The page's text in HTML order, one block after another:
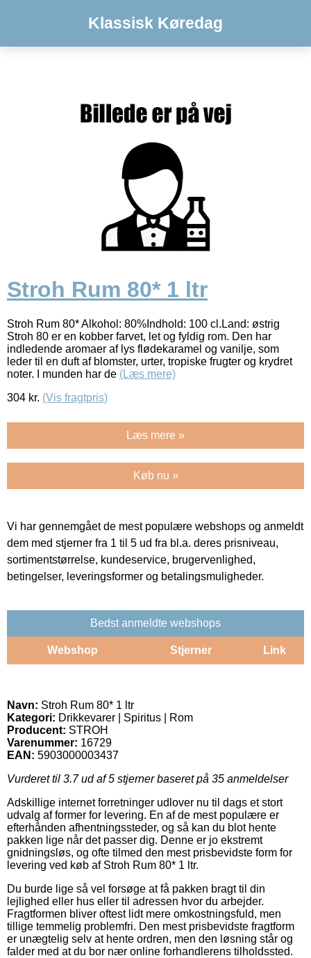
Klassisk Køredag
Stroh Rum 80* 1 ltr
Stroh Rum 80* Alkohol: 80%Indhold: 100 cl.Land: østrig
Stroh 80 er en kobber farvet, let og fyldig rom. Den har
indledende aromaer af lys flødekaramel og vanilje, som
leder til en duft af blomster, urter, tropiske frugter og krydret
noter. I munden har de (Læs mere)
304 kr. (Vis fragtpris)
Læs mere »
Køb nu »
Vi har gennemgået de mest populære webshops og anmeldt
dem med stjerner fra 1 til 5 ud fra bl.a. deres prisniveau,
sortimentstørrelse, kundeservice, brugervenlighed,
betingelser, leveringsformer og betalingsmuligheder.
Bedst anmeldte webshops
Webshop Stjerner Link
Navn: Stroh Rum 80* 1 ltr
Kategori: Drikkevarer | Spiritus | Rom
Producent: STROH
Varenummer: 16729
EAN: 5903000003437
Vurderet til 3.7ud af 5 stjerner baseret på 35 anmeldelser
Adskillige internet forretninger udlover nu til dags et stort
udvalg af former for levering. En af de mest populære er
efterhånden afhentningssteder, og så kan du blot hente
pakken lige når det passer dig. Denne er jo ekstremt
gnidningsløs, og ofte tilmed den mest prisbevidste form for
levering ved køb af Stroh Rum 80* 1 ltr.
Du burde lige så vel forsøge at få pakken bragt til din
lejlighed eller hus eller til adressen hvor du arbejder.
Fragtformen bliver oftest lidt mere omkostningsfuld, men
tillige temmelig problemfri. Den mest prisbevidste fragtform
er unægtelig selv at hente ordren, men den løsning står og
falder med at du bor nær online forhandlerens tilholdssted.